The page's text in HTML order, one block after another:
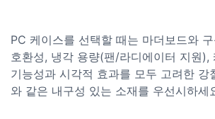
PC 케이스를 선택할 때는 마더보드와 구
호환성, 냉각 용량(팬/라디에이터 지원),
기능성과 시각적 효과를 모두 고려한 강
와 같은 내구성 있는 소재를 우선시하세